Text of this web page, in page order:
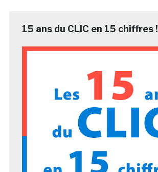
15 ans du CLIC en 15 chiffres !